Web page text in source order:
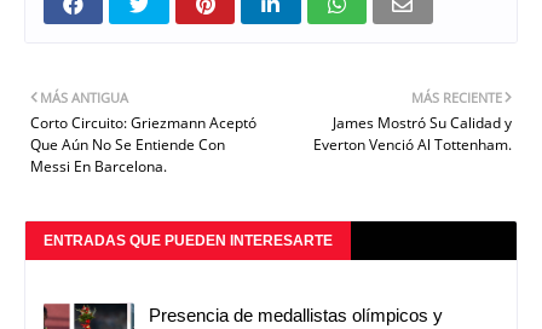
MÁS RECIENTE
James Mostró Su Calidad y
Everton Venció Al Tottenham.
MÁS ANTIGUA
Corto Circuito: Griezmann Aceptó
Que Aún No Se Entiende Con
Messi En Barcelona.
ENTRADAS QUE PUEDEN INTERESARTE
Presencia de medallistas olímpicos y